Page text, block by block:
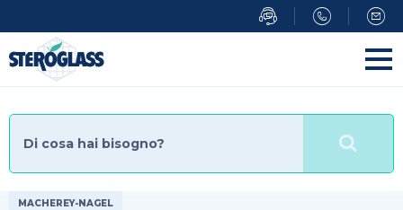
al
contenuto
principale
MACHEREY-NAGEL